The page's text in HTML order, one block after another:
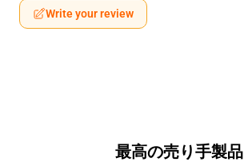
Write your review
最高の売り手製品